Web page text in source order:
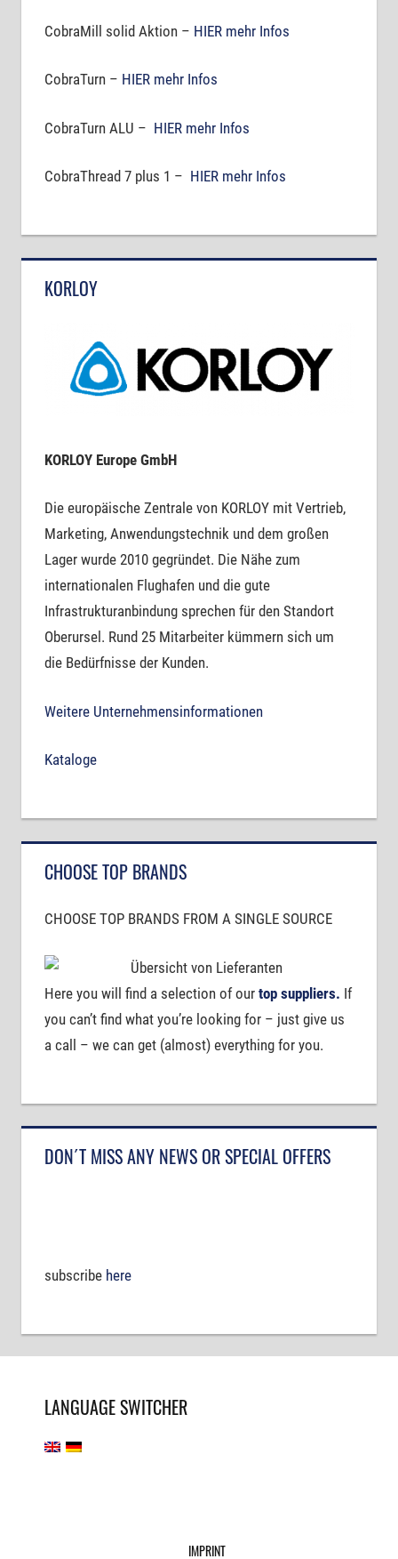
CobraMill solid Aktion – HIER mehr Infos
CobraTurn – HIER mehr Infos
CobraTurn ALU – HIER mehr Infos
CobraThread 7 plus 1 – HIER mehr Infos
KORLOY
KORLOY Europe GmbH
Die europäische Zentrale von KORLOY mit Vertrieb,
Marketing, Anwendungstechnik und dem großen
Lager wurde 2010 gegründet. Die Nähe zum
internationalen Flughafen und die gute
Infrastrukturanbindung sprechen für den Standort
Oberursel. Rund 25 Mitarbeiter kümmern sich um
die Bedürfnisse der Kunden.
Weitere Unternehmensinformationen
Kataloge
CHOOSE TOP BRANDS
CHOOSE TOP BRANDS FROM A SINGLE SOURCE
Here you will find a selection of our top suppliers. If
you can’t find what you’re looking for – just give us
a call – we can get (almost) everything for you.
DON´T MISS ANY NEWS OR SPECIAL OFFERS
subscribe here
LANGUAGE SWITCHER
IMPRINT